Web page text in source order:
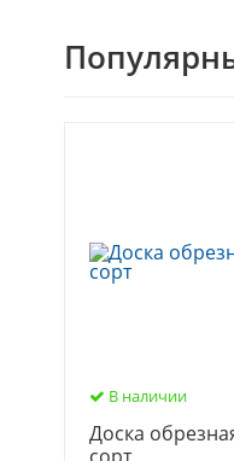
В наличии
Доска